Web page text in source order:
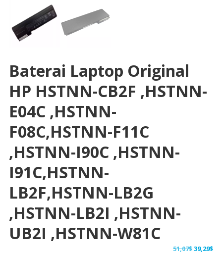
Baterai Laptop Original
HP HSTNN-CB2F ,HSTNN-
E04C ,HSTNN-
F08C,HSTNN-F11C
,HSTNN-I90C ,HSTNN-
I91C,HSTNN-
LB2F,HSTNN-LB2G
,HSTNN-LB2I ,HSTNN-
UB2I ,HSTNN-W81C
51,07$Harga
39,29$